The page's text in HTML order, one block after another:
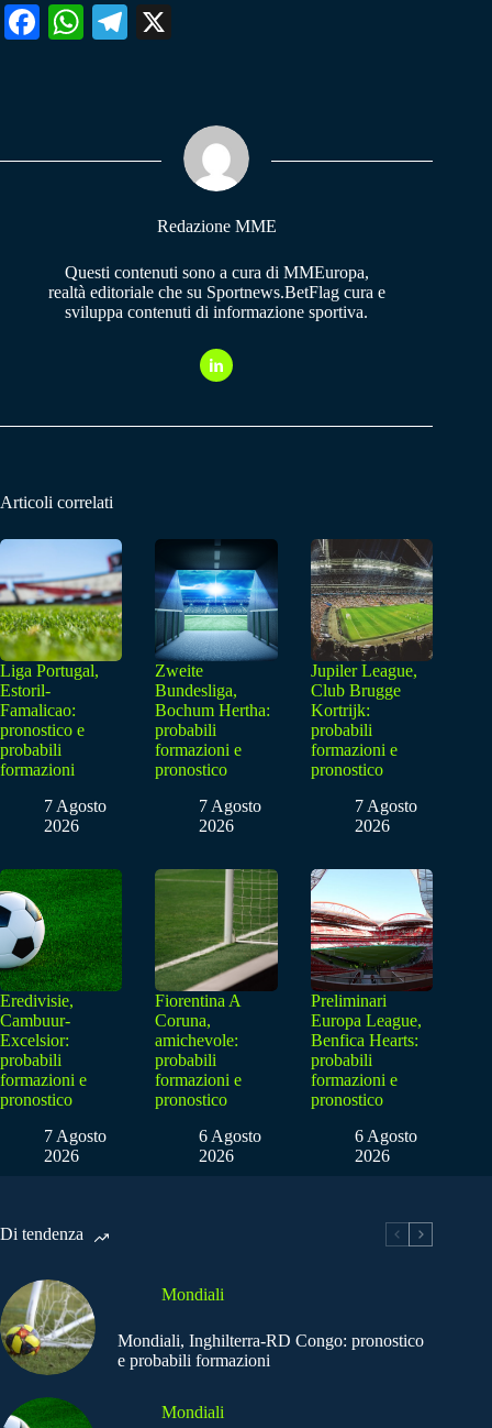
Fa W
pp
Te
m
Redazione MME
Questi contenuti sono a cura di MMEuropa,
realtà editoriale che su Sportnews.BetFlag cura e
sviluppa contenuti di informazione sportiva.
Articoli correlati
Liga Portugal,
Estoril-
Famalicao:
pronostico e
probabili
formazioni
7 Agosto
2026
Zweite
Bundesliga,
Bochum Hertha:
probabili
formazioni e
pronostico
7 Agosto
2026
Jupiler League,
Club Brugge
Kortrijk:
probabili
formazioni e
pronostico
7 Agosto
2026
Eredivisie,
Cambuur-
Excelsior:
probabili
formazioni e
pronostico
7 Agosto
2026
Fiorentina A
Coruna,
amichevole:
probabili
formazioni e
pronostico
6 Agosto
2026
Preliminari
Europa League,
Benfica Hearts:
probabili
formazioni e
pronostico
6 Agosto
2026
Di tendenza
Mondiali
Mondiali, Inghilterra-RD Congo: pronostico
e probabili formazioni
Mondiali